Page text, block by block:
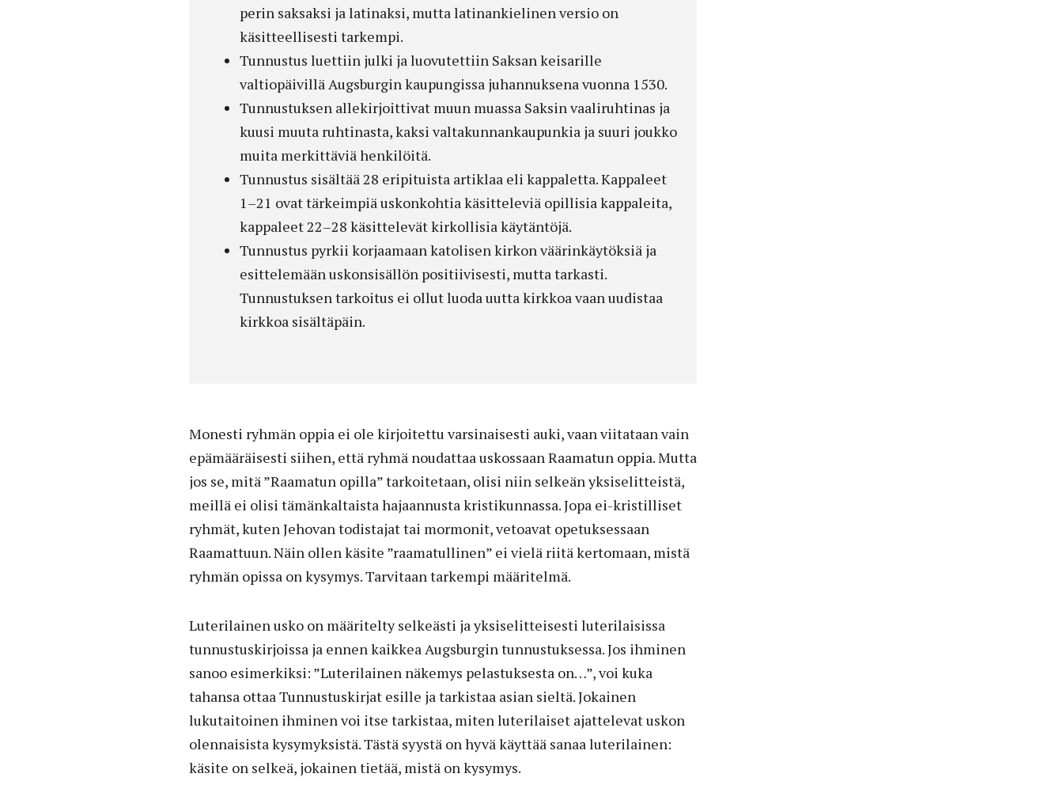
perin saksaksi ja latinaksi, mutta latinankielinen versio on
käsitteellisesti tarkempi.
Tunnustus luettiin julki ja luovutettiin Saksan keisarille
valtiopäivillä Augsburgin kaupungissa juhannuksena vuonna 1530.
Tunnustuksen allekirjoittivat muun muassa Saksin vaaliruhtinas ja
kuusi muuta ruhtinasta, kaksi valtakunnankaupunkia ja suuri joukko
muita merkittäviä henkilöitä.
Tunnustus sisältää 28 eripituista artiklaa eli kappaletta. Kappaleet
1–21 ovat tärkeimpiä uskonkohtia käsitteleviä opillisia kappaleita,
kappaleet 22–28 käsittelevät kirkollisia käytäntöjä.
Tunnustus pyrkii korjaamaan katolisen kirkon väärinkäytöksiä ja
esittelemään uskonsisällön positiivisesti, mutta tarkasti.
Tunnustuksen tarkoitus ei ollut luoda uutta kirkkoa vaan uudistaa
kirkkoa sisältäpäin.
Monesti ryhmän oppia ei ole kirjoitettu varsinaisesti auki, vaan viitataan vain
epämääräisesti siihen, että ryhmä noudattaa uskossaan Raamatun oppia. Mutta
jos se, mitä ”Raamatun opilla” tarkoitetaan, olisi niin selkeän yksiselitteistä,
meillä ei olisi tämänkaltaista hajaannusta kristikunnassa. Jopa ei-kristilliset
ryhmät, kuten Jehovan todistajat tai mormonit, vetoavat opetuksessaan
Raamattuun. Näin ollen käsite ”raamatullinen” ei vielä riitä kertomaan, mistä
ryhmän opissa on kysymys. Tarvitaan tarkempi määritelmä.
Luterilainen usko on määritelty selkeäs­ti ja yksiselitteisesti luterilaisissa
tunnustuskirjoissa ja ennen kaikkea Augsburgin tunnustuksessa. Jos ihminen
sanoo esimerkiksi: ”Luterilainen näkemys pelastuksesta on…”, voi kuka
tahansa ottaa Tunnustuskirjat esille ja tarkistaa asian sieltä. Jokainen
lukutaitoinen ihminen voi itse tarkistaa, miten luterilaiset ajattelevat uskon
olennaisista kysymyksistä. Tästä syystä on hyvä käyttää sanaa luterilainen:
käsite on selkeä, jokainen tietää, mistä on kysymys.